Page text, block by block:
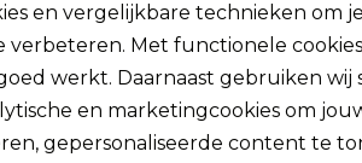
Marketing cookies
en vergelijkbare technieken om je
verbeteren. Met functionele
werkt. Daarnaast gebruiken wij
en marketingcookies om
gepersonaliseerde content te